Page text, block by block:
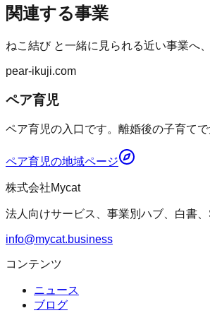
関連する事業
ねこ結びと一緒に見られる近い事業へ
pear-ikuji.com
ペア育児
ペア育児の入口です。離婚後の子育て
ペア育児の地域ページ
株式会社Mycat
法人向けサービス、事業別ハブ、白書
info@mycat.business
コンテンツ
ニュース
ブログ